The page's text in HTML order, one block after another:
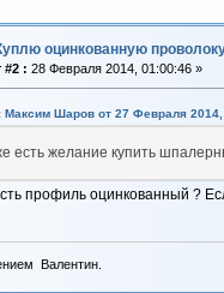
оцинкованную
#2 : 28 Февраля 2014, 01:00:46 »
Максим Шаров от 27 Февраля 2014,
есть желание купить
профиль оцинкованный ?
Валентин.